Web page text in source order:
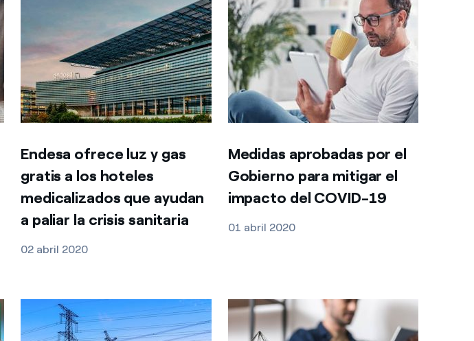
Endesa ofrece luz y gas
gratis a los hoteles
medicalizados que ayudan
a paliar la crisis sanitaria
02 abril 2020
Medidas aprobadas por el
Gobierno para mitigar el
impacto del COVID-19
01 abril 2020